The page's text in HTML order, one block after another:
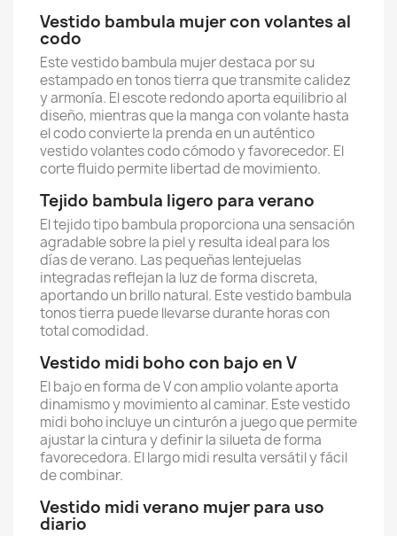
Vestido bambula mujer con volantes al
codo
Este vestido bambula mujer destaca por su
estampado en tonos tierra que transmite calidez
y armonía. El escote redondo aporta equilibrio al
diseño, mientras que la manga con volante hasta
el codo convierte la prenda en un auténtico
vestido volantes codo cómodo y favorecedor. El
corte fluido permite libertad de movimiento.
Tejido bambula ligero para verano
El tejido tipo bambula proporciona una sensación
agradable sobre la piel y resulta ideal para los
días de verano. Las pequeñas lentejuelas
integradas reflejan la luz de forma discreta,
aportando un brillo natural. Este vestido bambula
tonos tierra puede llevarse durante horas con
total comodidad.
Vestido midi boho con bajo en V
El bajo en forma de V con amplio volante aporta
dinamismo y movimiento al caminar. Este vestido
midi boho incluye un cinturón a juego que permite
ajustar la cintura y definir la silueta de forma
favorecedora. El largo midi resulta versátil y fácil
de combinar.
Vestido midi verano mujer para uso
diario